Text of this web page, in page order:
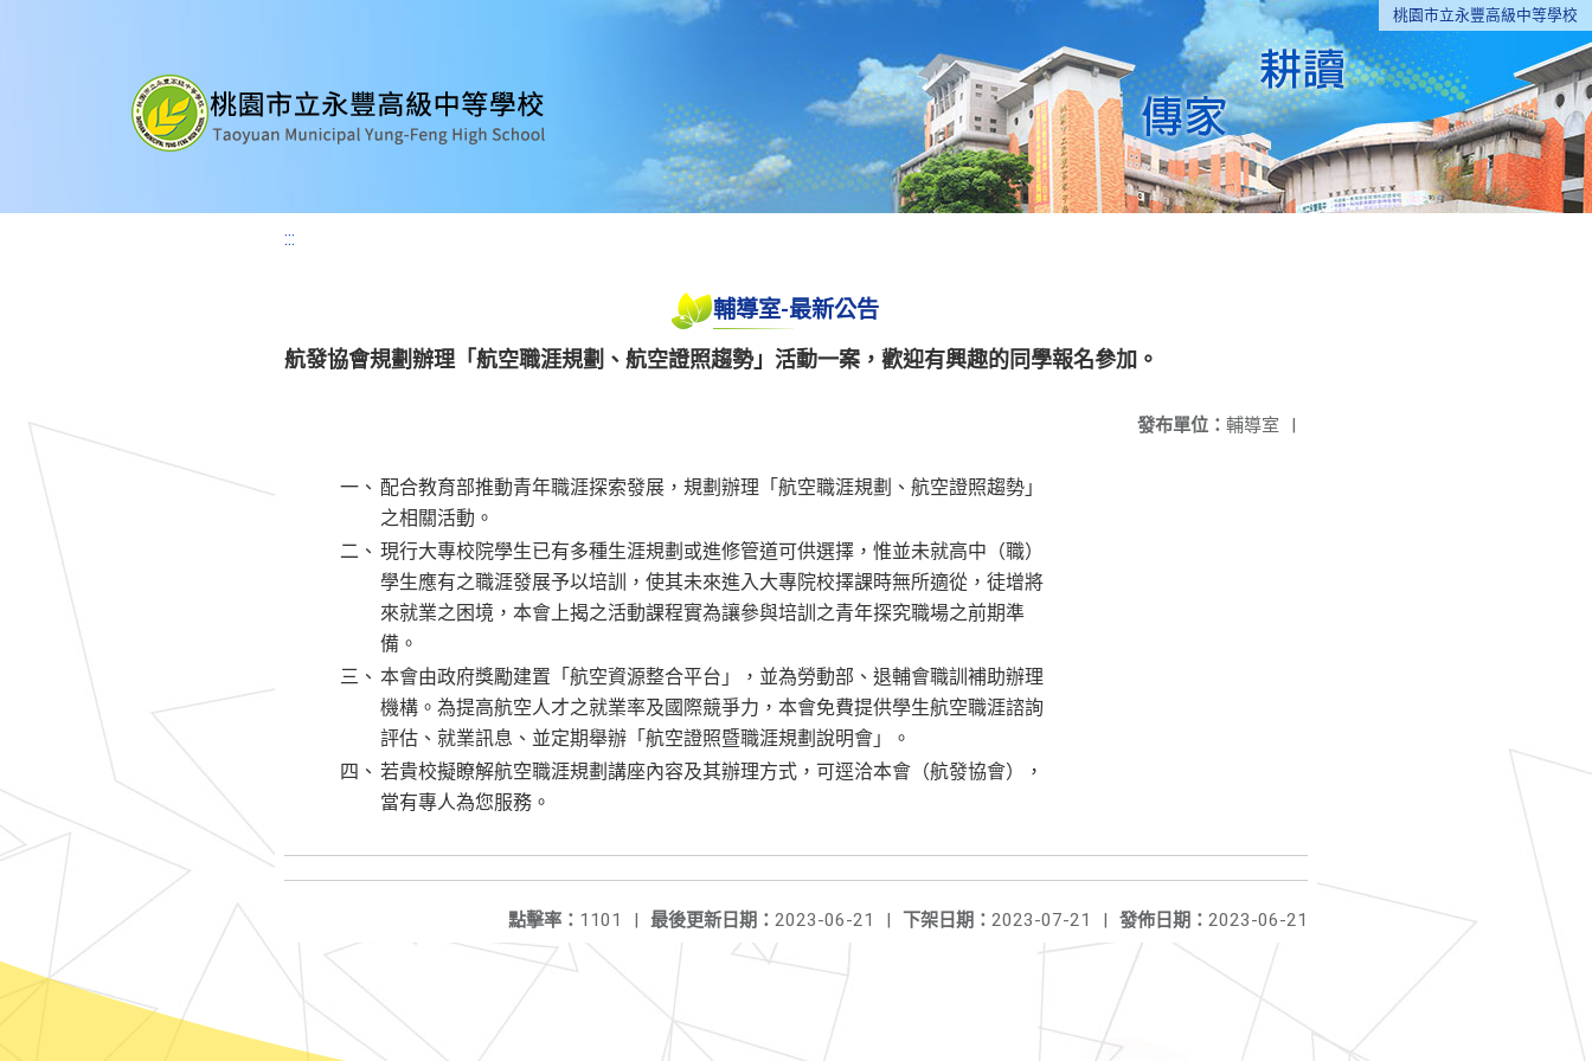
桃園市立永豐高級中等學校
:::
輔導室-最新公告
航發協會規劃辦理「航空職涯規劃、航空證照趨勢」活動一案，歡迎有興趣的同學報名參加。
發布單位： 輔導室 |
一、 配合教育部推動青年職涯探索發展，規劃辦理「航空職涯規劃、航空證照趨勢」
之相關活動。
二、 現行大專校院學生已有多種生涯規劃或進修管道可供選擇，惟並未就高中（職）
學生應有之職涯發展予以培訓，使其未來進入大專院校擇課時無所適從，徒增將
來就業之困境，本會上揭之活動課程實為讓參與培訓之青年探究職場之前期準
備。
三、 本會由政府獎勵建置「航空資源整合平台」，並為勞動部、退輔會職訓補助辦理
機構。為提高航空人才之就業率及國際競爭力，本會免費提供學生航空職涯諮詢
評估、就業訊息、並定期舉辦「航空證照暨職涯規劃說明會」。
四、 若貴校擬瞭解航空職涯規劃講座內容及其辦理方式，可逕洽本會（航發協會），
當有專人為您服務。
發佈日期： 2023-06-21
下架日期： 2023-07-21 |
最後更新日期： 2023-06-21 |
點擊率： 1101 |